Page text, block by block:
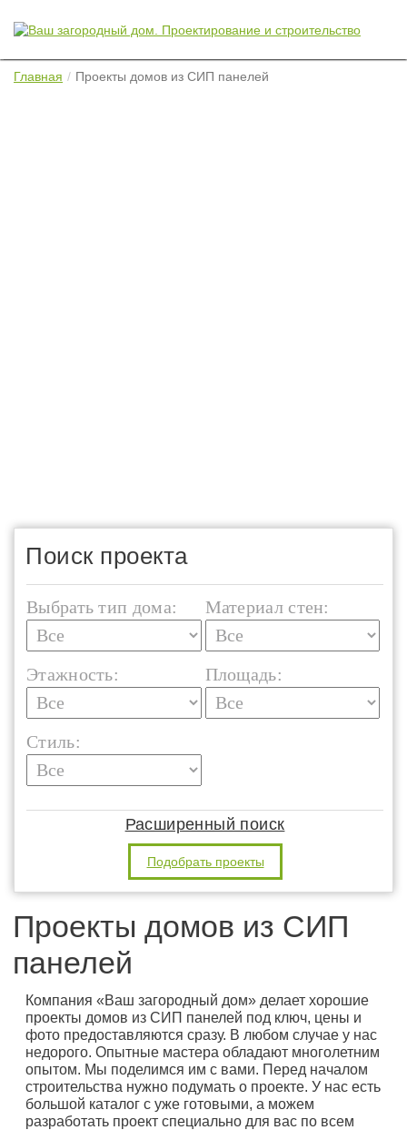
Главная Проекты домов из СИП панелей
Поиск проекта
Выбрать тип дома: Материал стен:
Этажность: Площадь:
Стиль:
Расширенный поиск
Подобрать проекты
Проекты домов из СИП
панелей
Компания «Ваш загородный дом» делает хорошие
проекты домов из СИП панелей под ключ, цены и
фото предоставляются сразу. В любом случае у нас
недорого. Опытные мастера обладают многолетним
опытом. Мы поделимся им с вами. Перед началом
строительства нужно подумать о проекте. У нас есть
большой каталог с уже готовыми, а можем
разработать проект специально для вас по всем